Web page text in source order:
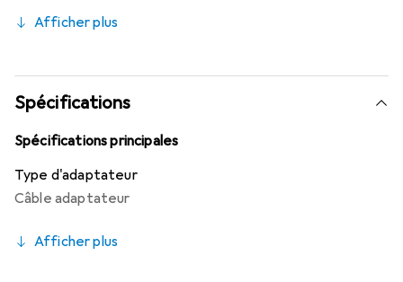
Afficher plus
Spécifications
Spécifications principales
Type d'adaptateur
Câble adaptateur
Afficher plus